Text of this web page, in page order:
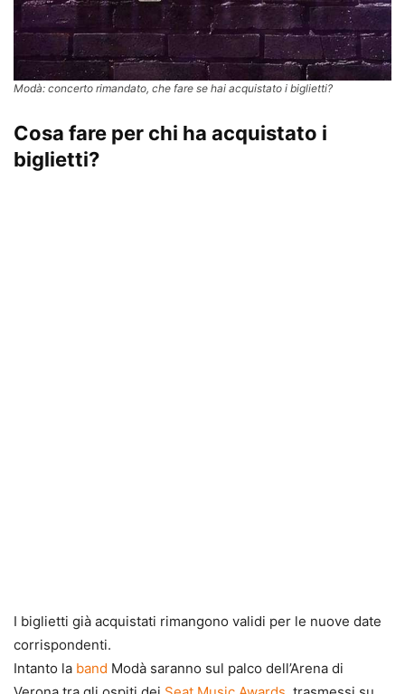
Modà: concerto rimandato, che fare se hai acquistato i biglietti?
Cosa fare per chi ha acquistato i
biglietti?
I biglietti già acquistati rimangono validi per le nuove date
corrispondenti.
Intanto la band Modà saranno sul palco dell’Arena di